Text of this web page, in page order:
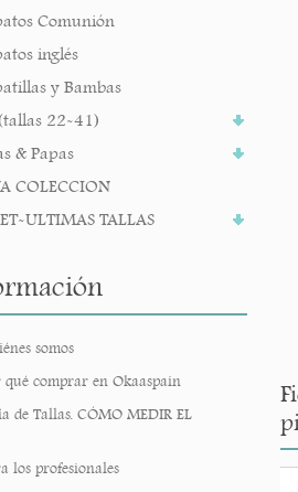
Comunión
inglés
y Bambas
22-41)
& Papas
COLECCION
ULTIMAS TALLAS
somos
qué comprar en Okaaspain
de Tallas. CÓMO MEDIR EL
los profesionales